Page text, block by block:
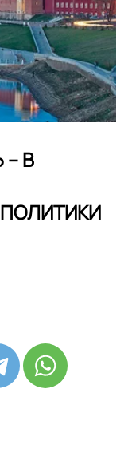
В